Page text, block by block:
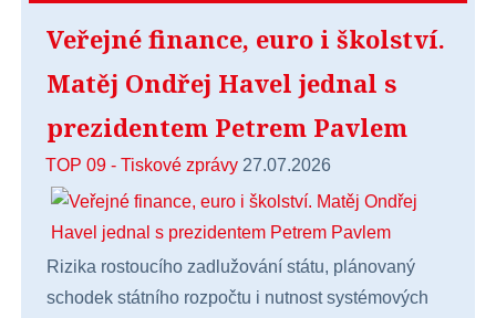
Veřejné finance, euro i školství.
Matěj Ondřej Havel jednal s
prezidentem Petrem Pavlem
TOP 09 - Tiskové zprávy 27.07.2026
Rizika rostoucího zadlužování státu, plánovaný
schodek státního rozpočtu i nutnost systémových